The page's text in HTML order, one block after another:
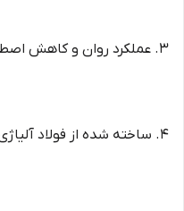
3. عملکرد روان و کاهش اصطکاک
4. ساخته شده از فولاد آلیاژی با کیفیت بالا